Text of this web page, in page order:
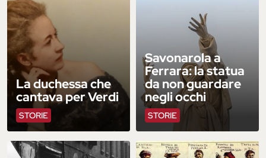
STORIE
La duchessa che
cantava per Verdi
STORIE
Savonarola a
Ferrara: la statua
da non guardare
negli occhi